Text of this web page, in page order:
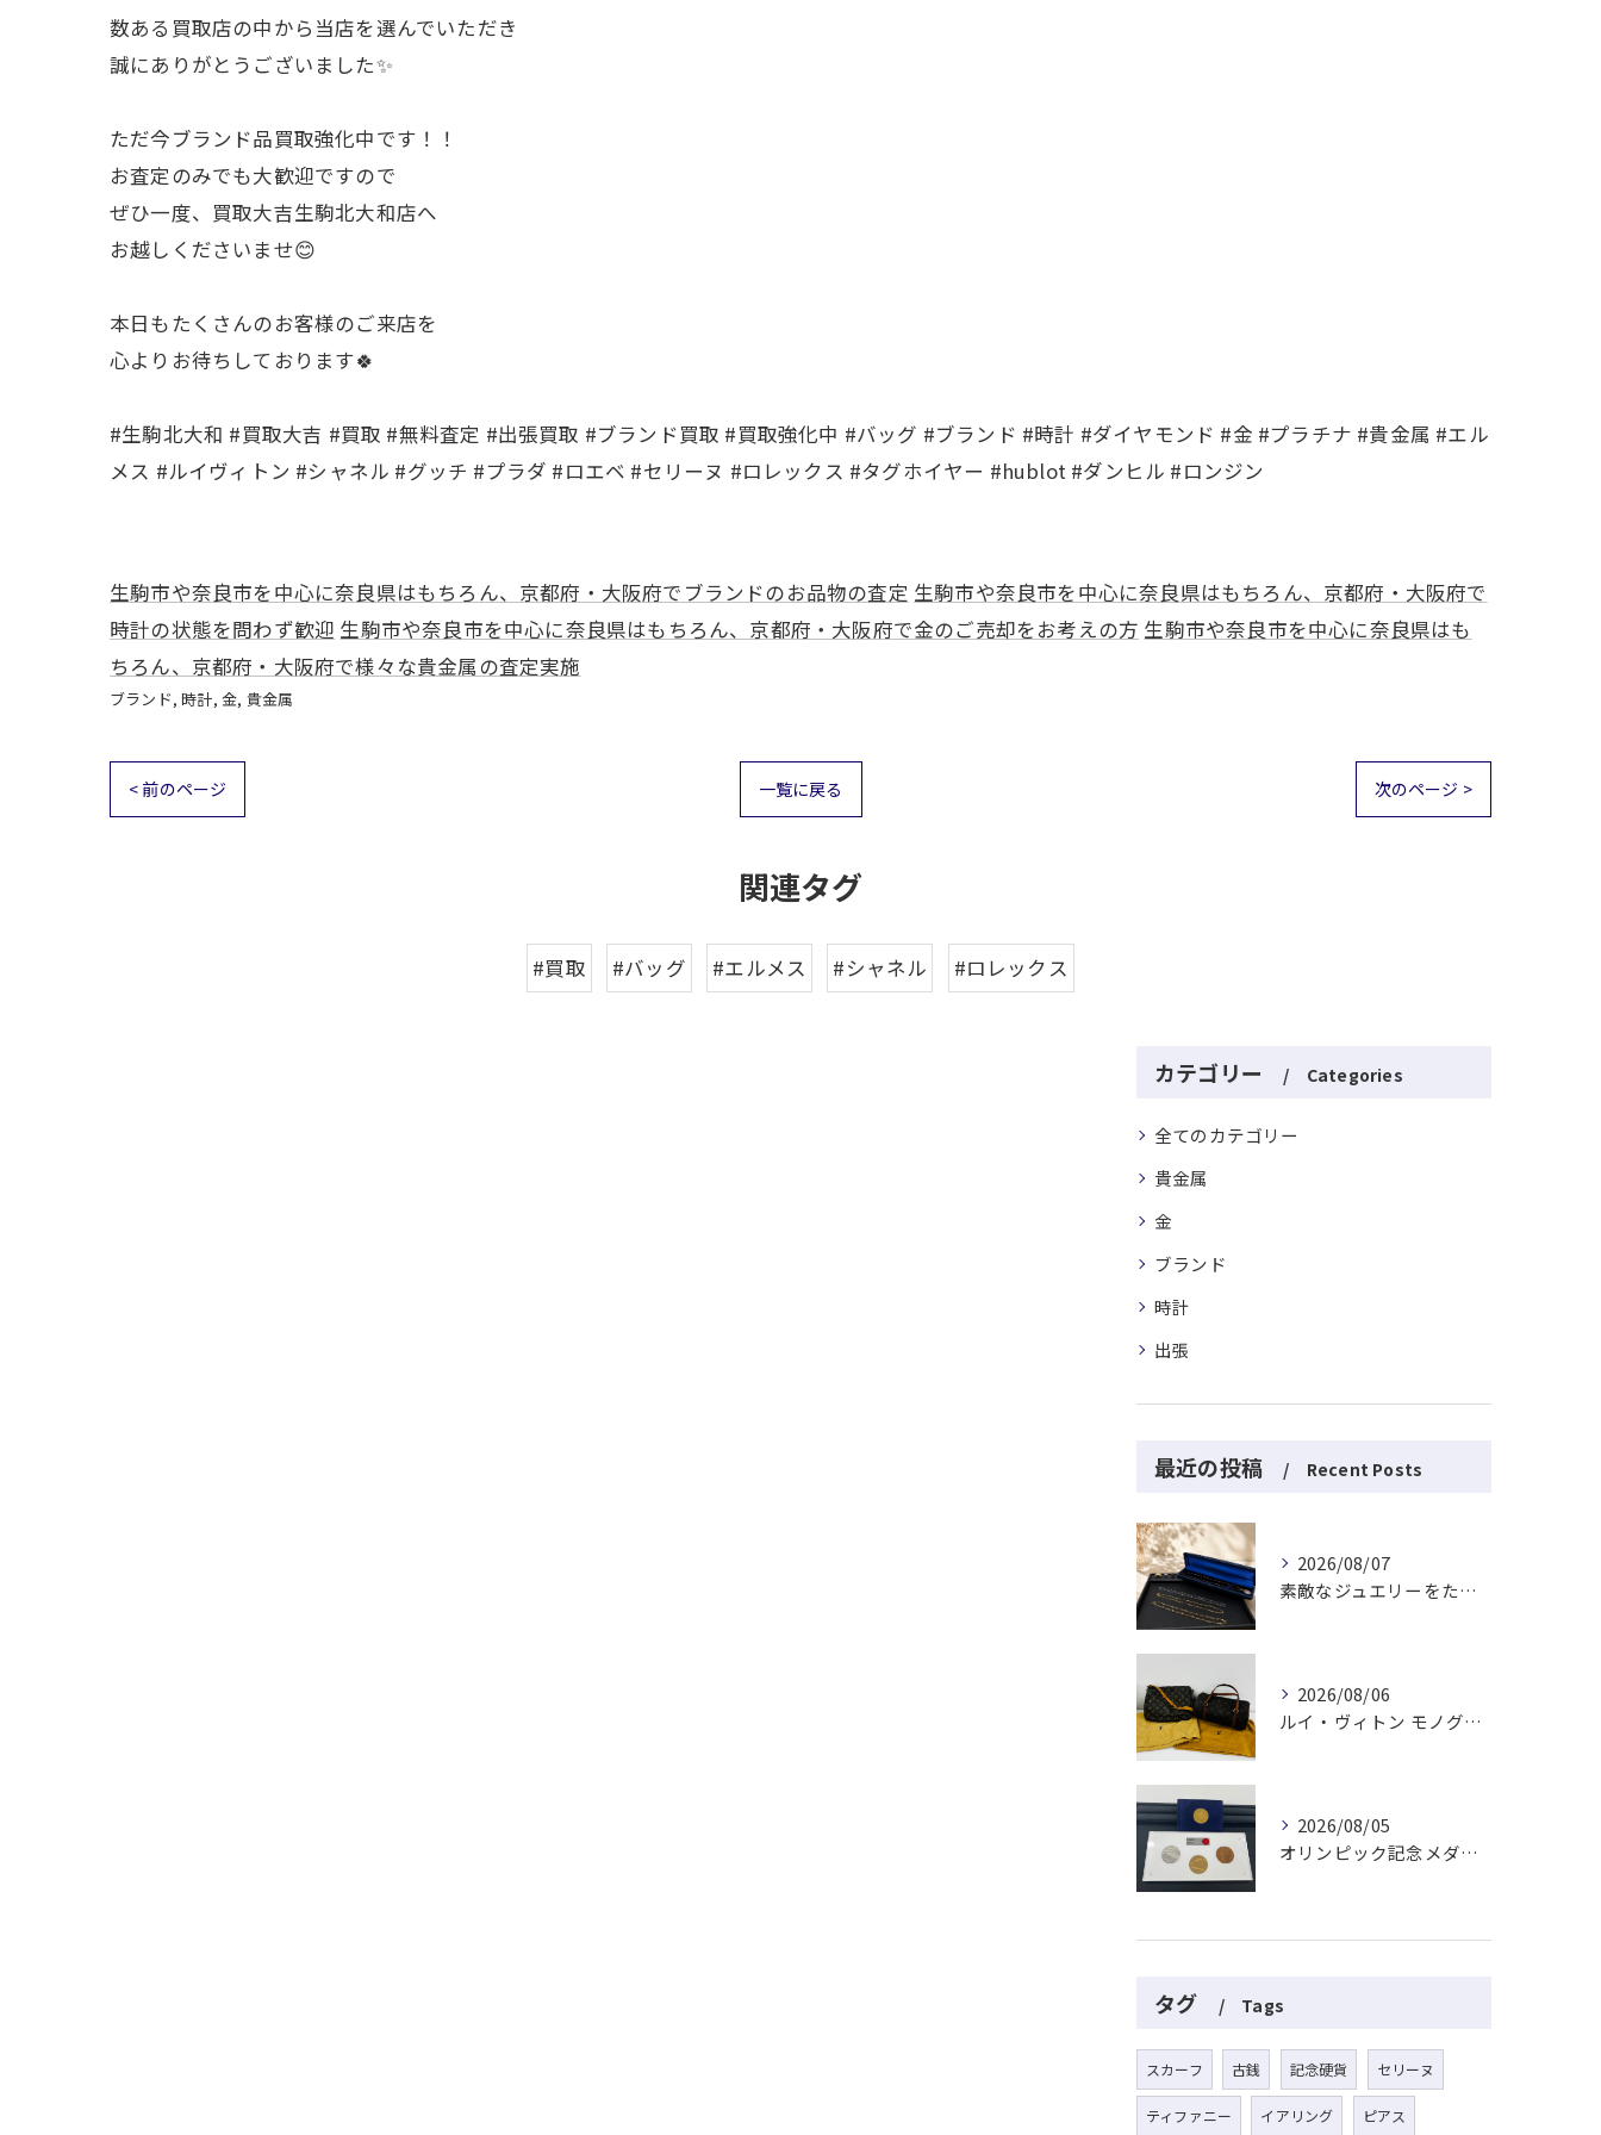
数ある買取店の中から当店を選んでいただき
誠にありがとうございました✨
ただ今ブランド品買取強化中です！！
お査定のみでも大歓迎ですので
ぜひ一度、買取大吉生駒北大和店へ
お越しくださいませ😊
本日もたくさんのお客様のご来店を
心よりお待ちしております🍀
#生駒北大和 #買取大吉 #買取 #無料査定 #出張買取 #ブランド買取 #買取強化中 #バッグ #ブランド #時計 #ダイヤモンド #金 #プラチナ #貴金属 #エル
メス #ルイヴィトン #シャネル #グッチ #プラダ #ロエベ #セリーヌ #ロレックス #タグホイヤー #hublot #ダンヒル #ロンジン
生駒市や奈良市を中心に奈良県はもちろん、京都府・大阪府でブランドのお品物の査定 生駒市や奈良市を中心に奈良県はもちろん、京都府・大阪府で
時計の状態を問わず歓迎 生駒市や奈良市を中心に奈良県はもちろん、京都府・大阪府で金のご売却をお考えの方 生駒市や奈良市を中心に奈良県はも
ちろん、京都府・大阪府で様々な貴金属の査定実施
ブランド 時計 金 貴金属
< 前のページ 一覧に戻る 次のページ >
関連タグ
#買取 #バッグ #エルメス #シャネル #ロレックス
カテゴリー Categories
全てのカテゴリー
貴金属
金
ブランド
時計
出張
最近の投稿 Recent Posts
2026/08/07
素敵なジュエリーをたくさんお買取りさせていただきました✨
2026/08/06
ルイ・ヴィトン モノグラムバッグ2点をお買取させていただきました✨
2026/08/05
オリンピック記念メダルとメイプルリーフコインをお買取りさせていただきました🏅✨
タグ Tags
スカーフ 古銭 記念硬貨 セリーヌ
ティファニー イアリング ピアス